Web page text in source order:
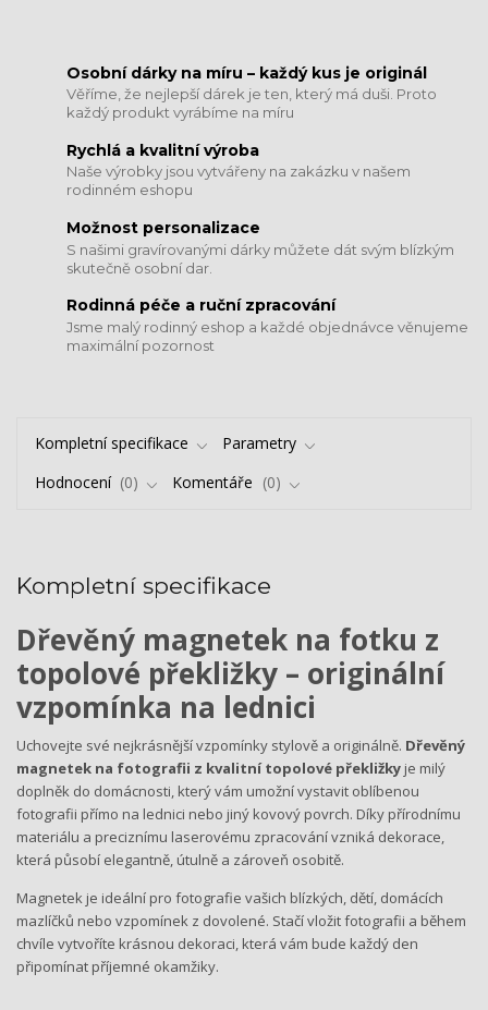
​​​​​​​Osobní dárky na míru – každý kus je originál
Věříme, že nejlepší dárek je ten, který má duši. Proto
každý produkt vyrábíme na míru
Rychlá a kvalitní výroba
Naše výrobky jsou vytvářeny na zakázku v našem
rodinném eshopu
Možnost personalizace
S našimi gravírovanými dárky můžete dát svým blízkým
skutečně osobní dar.
​​​​​​​Rodinná péče a ruční zpracování
Jsme malý rodinný eshop a každé objednávce věnujeme
maximální pozornost
Kompletní specifikace
Parametry
Hodnocení
0 Komentáře 0
Kompletní specifikace
Dřevěný magnetek na fotku z
topolové překližky – originální
vzpomínka na lednici
Uchovejte své nejkrásnější vzpomínky stylově a originálně. Dřevěný
magnetek na fotografii z kvalitní topolové překližky je milý
doplněk do domácnosti, který vám umožní vystavit oblíbenou
fotografii přímo na lednici nebo jiný kovový povrch. Díky přírodnímu
materiálu a preciznímu laserovému zpracování vzniká dekorace,
která působí elegantně, útulně a zároveň osobitě.
Magnetek je ideální pro fotografie vašich blízkých, dětí, domácích
mazlíčků nebo vzpomínek z dovolené. Stačí vložit fotografii a během
chvíle vytvoříte krásnou dekoraci, která vám bude každý den
připomínat příjemné okamžiky.